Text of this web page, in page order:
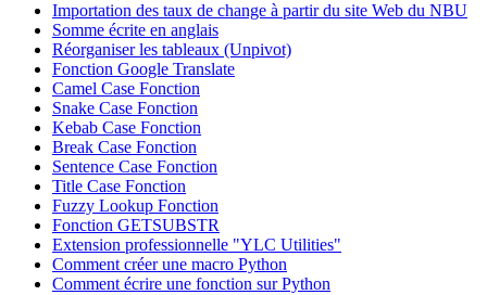
Importation des taux de change à partir du site Web du NBU
Somme écrite en anglais
Réorganiser les tableaux (Unpivot)
Fonction Google Translate
Camel Case Fonction
Snake Case Fonction
Kebab Case Fonction
Break Case Fonction
Sentence Case Fonction
Title Case Fonction
Fuzzy Lookup Fonction
Fonction GETSUBSTR
Extension professionnelle "YLC Utilities"
Comment créer une macro Python
Comment écrire une fonction sur Python